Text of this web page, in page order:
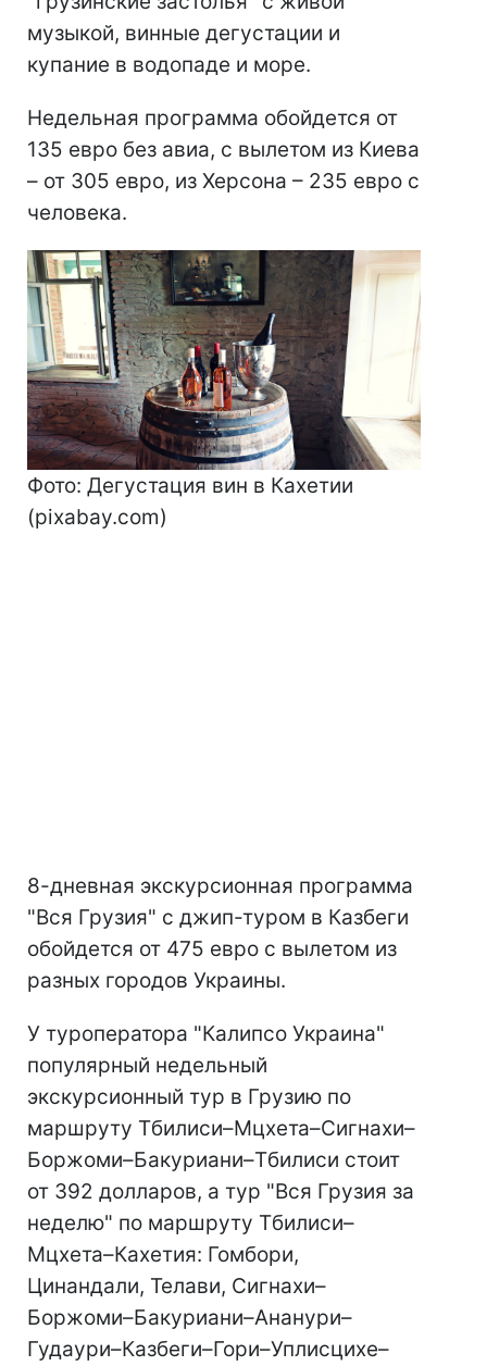
музыкой, винные дегустации и
купание в водопаде и море.
Недельная программа обойдется от
135 евро без авиа, с вылетом из Киева
– от 305 евро, из Херсона – 235 евро с
человека.
Фото: Дегустация вин в Кахетии
(pixabay.com)
8-дневная экскурсионная программа
"Вся Грузия" с джип-туром в Казбеги
обойдется от 475 евро с вылетом из
разных городов Украины.
У туроператора "Калипсо Украина"
популярный недельный
экскурсионный тур в Грузию по
маршруту Тбилиси–Мцхета–Сигнахи–
Боржоми–Бакуриани–Тбилиси стоит
от 392 долларов, а тур "Вся Грузия за
неделю" по маршруту Тбилиси–
Мцхета–Кахетия: Гомбори,
Цинандали, Телави, Сигнахи–
Боржоми–Бакуриани–Ананури–
Гудаури–Казбеги–Гори–Уплисцихе–